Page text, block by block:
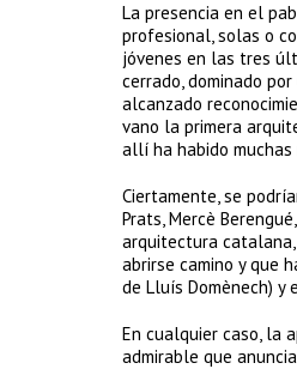
La presencia en el
profesional, solas o
jóvenes en las tres
cerrado, dominado
alcanzado
vano la primera
allí ha habido
Ciertamente, se
Prats, Mercè
arquitectura
abrirse camino y que
de Lluís Domènech) y
En cualquier caso, la
admirable que